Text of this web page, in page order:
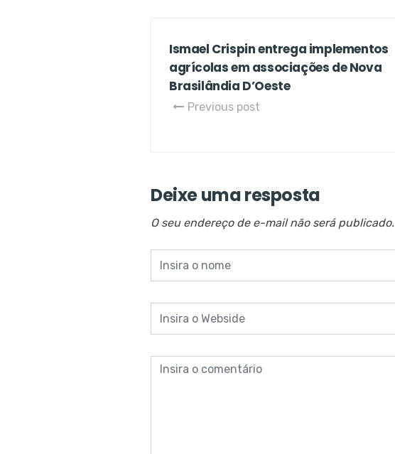
Ismael Crispin entrega implementos
agrícolas em associações de Nova
Brasilândia D’Oeste
Previous post
Deixe uma resposta
O seu endereço de e-mail não será publicado.